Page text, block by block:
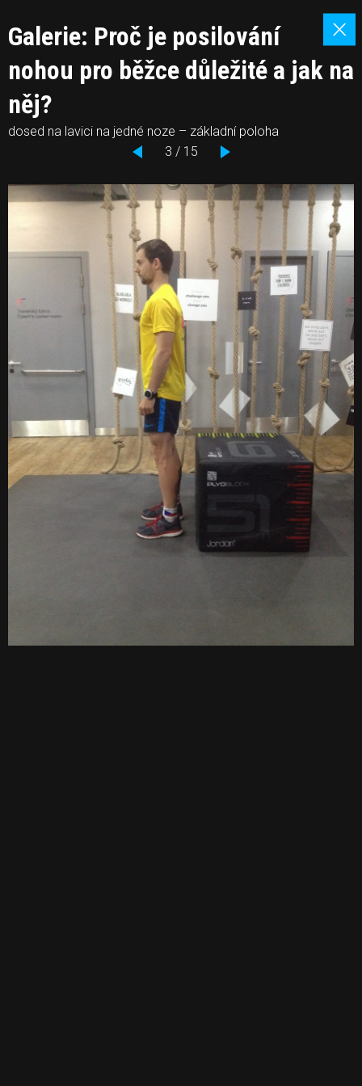
Galerie: Proč je posilování
nohou pro běžce důležité a jak na
něj?
dosed na lavici na jedné noze – základní poloha
3 / 15